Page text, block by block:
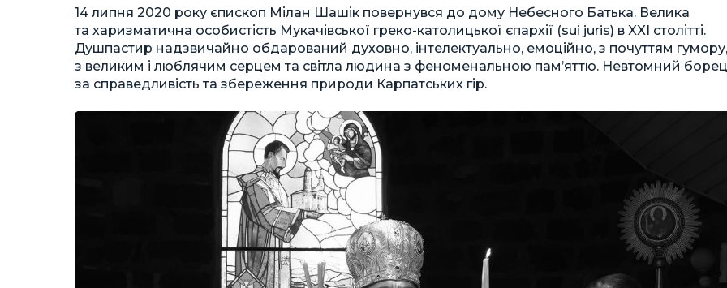
14 липня 2020 року єпископ Мілан Шашік повернувся до дому Небесного Батька. Велика
та харизматична особистість Мукачівської греко-католицької єпархії (sui juris) в XXI столітті.
Душпастир надзвичайно обдарований духовно, інтелектуально, емоційно, з почуттям гумору,
з великим і люблячим серцем та світла людина з феноменальною пам’яттю. Невтомний
за справедливість та збереження природи Карпатських гір.